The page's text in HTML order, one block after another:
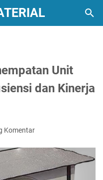
Unit
dan Kinerja
Komentar